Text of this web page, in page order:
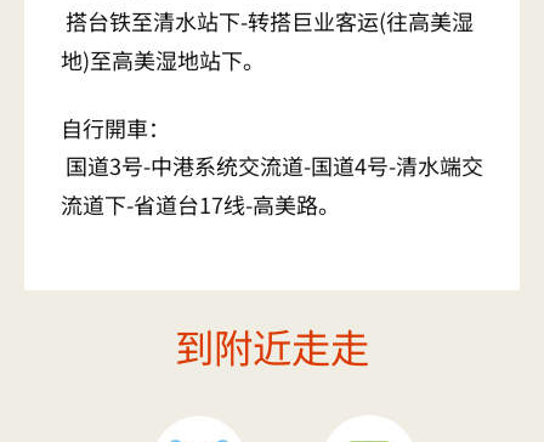
搭台铁至清水站下-转搭巨业客运(往高美湿
地)至高美湿地站下。
自行開車：
国道3号-中港系统交流道-国道4号-清水端交
流道下-省道台17线-高美路。
到附近走走